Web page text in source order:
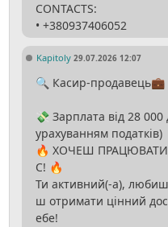
CONTACTS:
• +380937406052
Kapitoly 29.07.2026 12:07
🔍 Касир-продавець💼
💸 Зарплата від 28
урахуванням податків)
🔥 ХОЧЕШ ПРАЦЮВАТИ
С! 🔥
Ти активний(-а),
ш отримати цінний
ебе!